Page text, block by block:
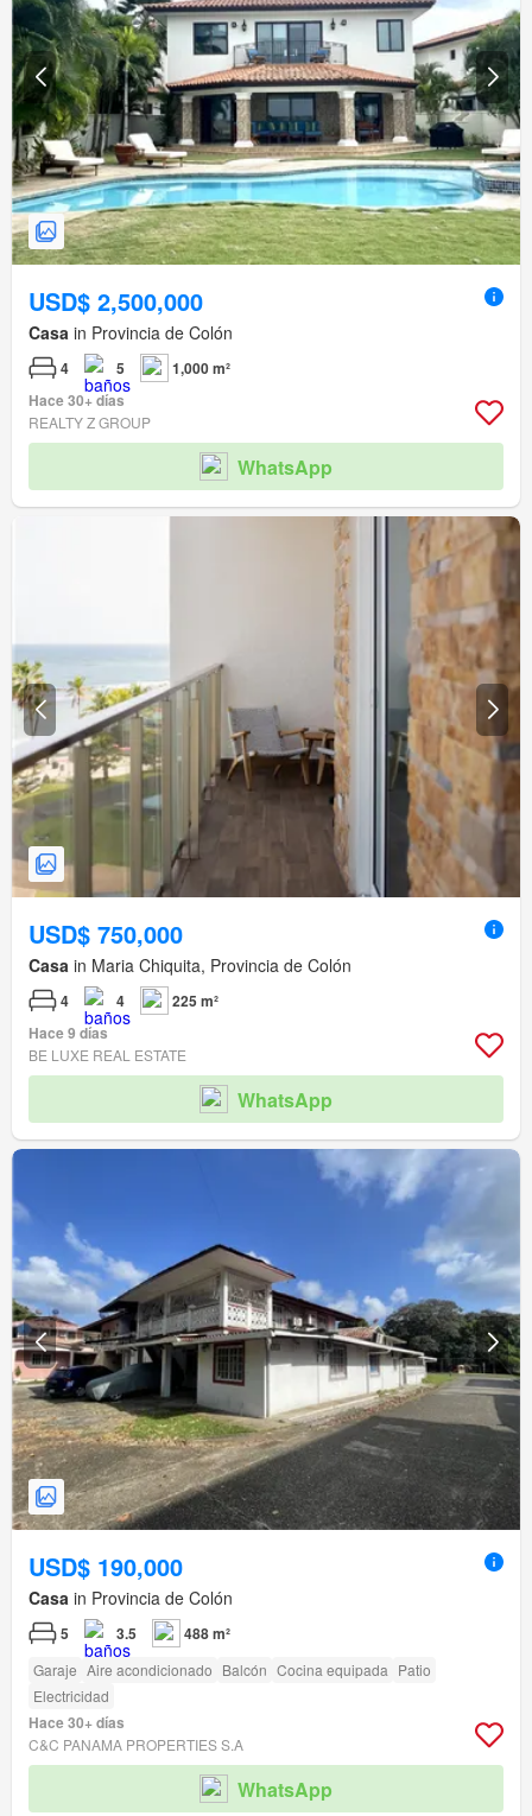
USD$ 2,500,000
Casa in Provincia de Colón
4 5
1,000 m²
Hace 30+ días
REALTY Z GROUP
WhatsApp
USD$ 750,000
Casa in Maria Chiquita, Provincia de Colón
4 4
225 m²
Hace 9 días
BE LUXE REAL ESTATE
WhatsApp
USD$ 190,000
Casa in Provincia de Colón
5 3.5 488 m²
Garaje Aire acondicionado Balcón Cocina equipada Patio
Electricidad
Hace 30+ días
C&C PANAMA PROPERTIES S.A
WhatsApp